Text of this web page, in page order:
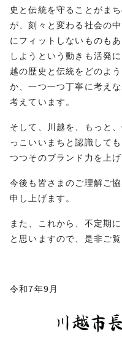
史と伝統を守ることがま
が、刻々と変わる社会の
にフィットしないものも
しようという動きも活発
越の歴史と伝統をどのよ
か、一つ一つ丁寧に考え
考えています。
そして、川越を、もっと
っこいいまちと認識して
つつそのブランド力を上
今後も皆さまのご理解ご
申し上げます。
また、これから、不定期
と思いますので、是非ご覧
令和7年9月